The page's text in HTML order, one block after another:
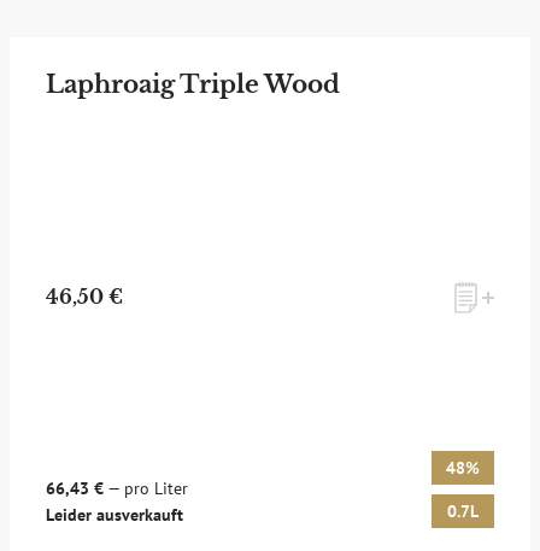
Laphroaig Triple Wood
46,50 €
66,43 € — pro Liter
Leider ausverkauft
48%
0.7L